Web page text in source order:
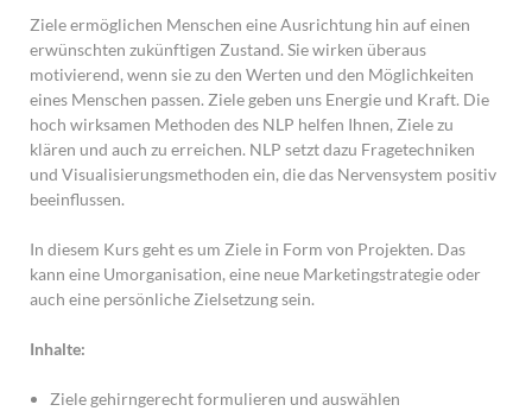
Ziele ermöglichen Menschen eine Ausrichtung hin auf einen
erwünschten zukünftigen Zustand. Sie wirken überaus
motivierend, wenn sie zu den Werten und den Möglichkeiten
eines Menschen passen. Ziele geben uns Energie und Kraft. Die
hoch wirksamen Methoden des NLP helfen Ihnen, Ziele zu
klären und auch zu erreichen. NLP setzt dazu Fragetechniken
und Visualisierungsmethoden ein, die das Nervensystem positiv
beeinflussen.
In diesem Kurs geht es um Ziele in Form von Projekten. Das
kann eine Umorganisation, eine neue Marketingstrategie oder
auch eine persönliche Zielsetzung sein.
Inhalte:
Ziele gehirngerecht formulieren und auswählen